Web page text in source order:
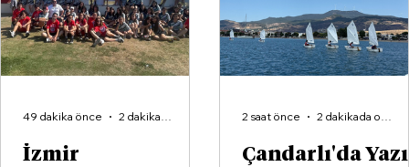
İzmir
49 dakika önce 2 dakikada okunur
Çandarlı'da
2 saat önce 2 dakikada okunur